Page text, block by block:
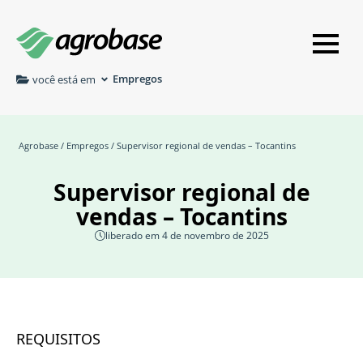
você está em Empregos
Agrobase / Empregos / Supervisor regional de vendas – Tocantins
Supervisor regional de
vendas – Tocantins
liberado em 4 de novembro de 2025
REQUISITOS